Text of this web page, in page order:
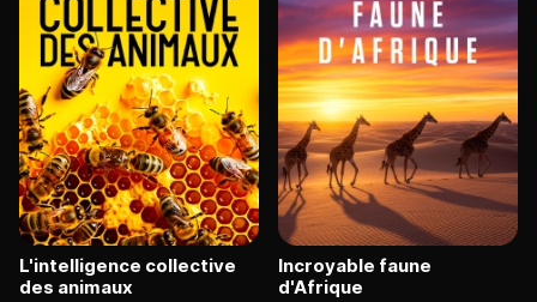
L'intelligence collective
des animaux
Incroyable faune
d'Afrique